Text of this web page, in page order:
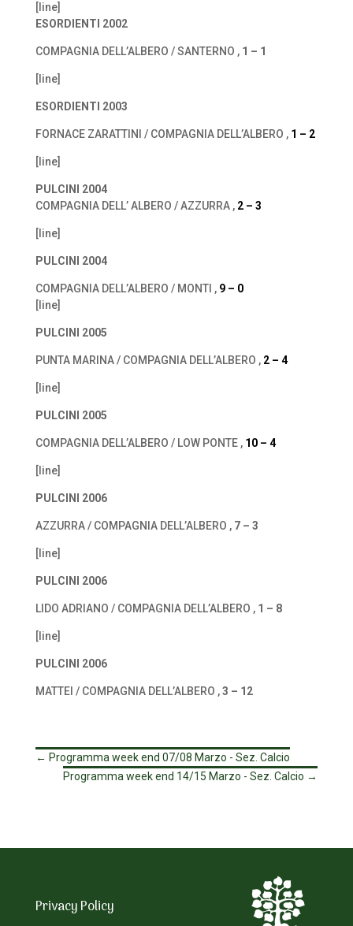
[line]
ESORDIENTI 2002
COMPAGNIA DELL’ALBERO / SANTERNO , 1 – 1
[line]
ESORDIENTI 2003
FORNACE ZARATTINI / COMPAGNIA DELL’ALBERO , 1 – 2
[line]
PULCINI 2004
COMPAGNIA DELL’ ALBERO / AZZURRA , 2 – 3
[line]
PULCINI 2004
COMPAGNIA DELL’ALBERO / MONTI , 9 – 0
[line]
PULCINI 2005
PUNTA MARINA / COMPAGNIA DELL’ALBERO , 2 – 4
[line]
PULCINI 2005
COMPAGNIA DELL’ALBERO / LOW PONTE , 10 – 4
[line]
PULCINI 2006
AZZURRA / COMPAGNIA DELL’ALBERO , 7 – 3
[line]
PULCINI 2006
LIDO ADRIANO / COMPAGNIA DELL’ALBERO , 1 – 8
[line]
PULCINI 2006
MATTEI / COMPAGNIA DELL’ALBERO ,3 – 12
← Programma week end 07/08 Marzo - Sez. Calcio
Programma week end 14/15 Marzo - Sez. Calcio →
Privacy Policy